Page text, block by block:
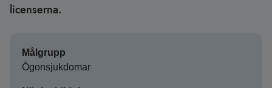
licenserna.
Målgrupp
Ögonsjukdomar